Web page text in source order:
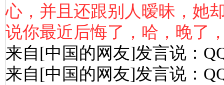
心，并且还跟别人暧昧，她
说你最近后悔了，哈，晚了
来自[中国的网友]发言说：
来自[中国的网友]发言说：